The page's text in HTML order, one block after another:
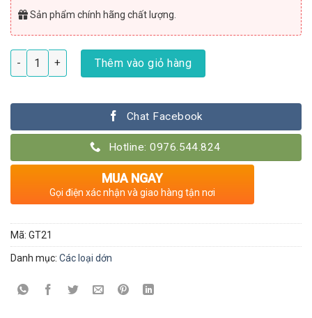
Sản phẩm chính hãng chất lượng.
Giá thể trồng lan dớn đĩa kích thước 20x20x5cm số lượng
Thêm vào giỏ hàng
Chat Facebook
Hotline: 0976.544.824
MUA NGAY
Gọi điện xác nhận và giao hàng tận nơi
Mã: GT21
Danh mục: Các loại dớn